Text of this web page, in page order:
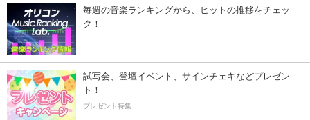
毎週の音楽ランキングから、ヒットの推移をチェッ
ク！
試写会、登壇イベント、サインチェキなどプレゼン
ト！
プレゼント特集